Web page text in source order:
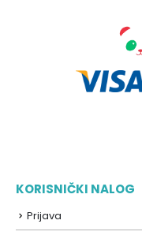
KORISNIČKI NALOG
Prijava